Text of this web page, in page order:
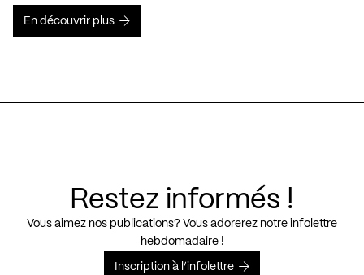
En découvrir plus
Restez informés !
Vous aimez nos publications? Vous adorerez notre infolettre
hebdomadaire !
Inscription à l’infolettre